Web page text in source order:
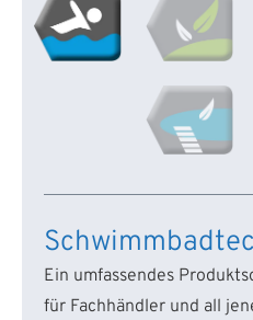
Ein umfassendes
für Fachhändler und all